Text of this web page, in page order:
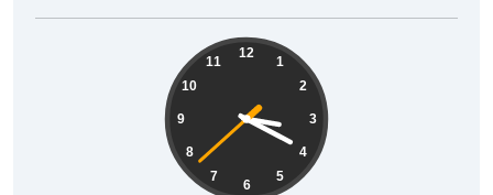
12
1
2
3
4
5
6
7
8
9
10
11